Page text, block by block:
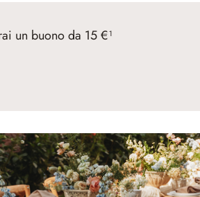
un buono da 15 €¹